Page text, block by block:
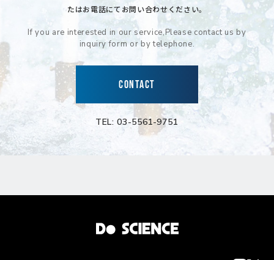
たはお電話にてお問い合わせください。
If you are interested in our service,Please contact us by
inquiry form or by telephone.
CONTACT
TEL: 03-5561-9751